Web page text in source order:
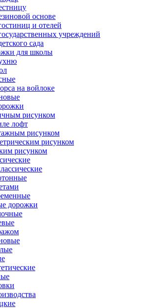
основе
и отелей
учреждений
сада
для школы
на войлоке
рисунком
лофт
рисунком
рисунком
рисунком
дорожки